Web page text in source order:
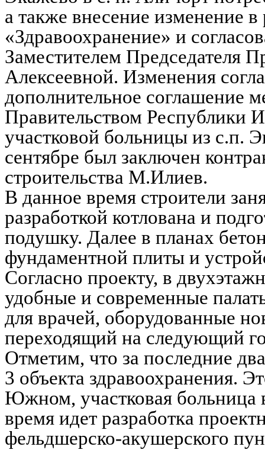
а также внесение изменение
«Здравоохранение» и
Заместителем Председателя
Алексеевной. Изменения
дополнительное соглашение
Правительством Республики
участковой больницы из с.п.
сентябре был заключен
строительства М.Илиев.
В данное время строители
разработкой котлована и
подушку. Далее в планах
фундаментной плиты и
Согласно проекту, в
удобные и современные
для врачей, оборудованные
переходящий на следующий
Отметим, что за последние
3 объекта здравоохранения.
Южном, участковая больница
время идет разработка
фельдшерско-акушерского